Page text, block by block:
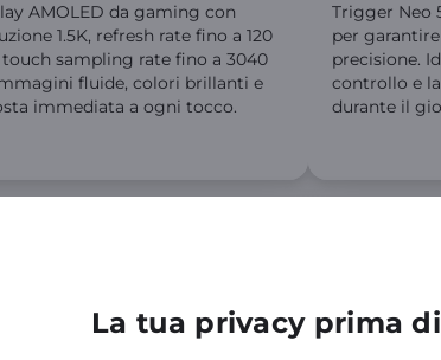
La tua privacy prima
AMOLED da gaming con
1.5K, refresh rate fino a 120
touch sampling rate fino a 3040
fluide, colori brillanti e
immediata a ogni tocco.
Trigger Neo
per
precisione.
controllo e
durante il
Informazioni utili